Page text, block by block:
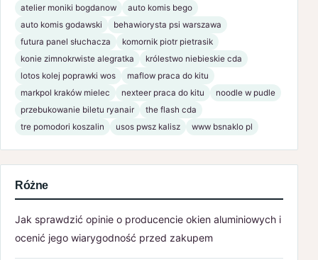
atelier moniki bogdanow
auto komis bego
auto komis godawski
behawiorysta psi warszawa
futura panel słuchacza
komornik piotr pietrasik
konie zimnokrwiste alegratka
królestwo niebieskie cda
lotos kolej poprawki wos
maflow praca do kitu
markpol kraków mielec
nexteer praca do kitu
noodle w pudle
przebukowanie biletu ryanair
the flash cda
tre pomodori koszalin
usos pwsz kalisz www bsnaklo pl
Różne
Jak sprawdzić opinie o producencie okien aluminiowych i
ocenić jego wiarygodność przed zakupem